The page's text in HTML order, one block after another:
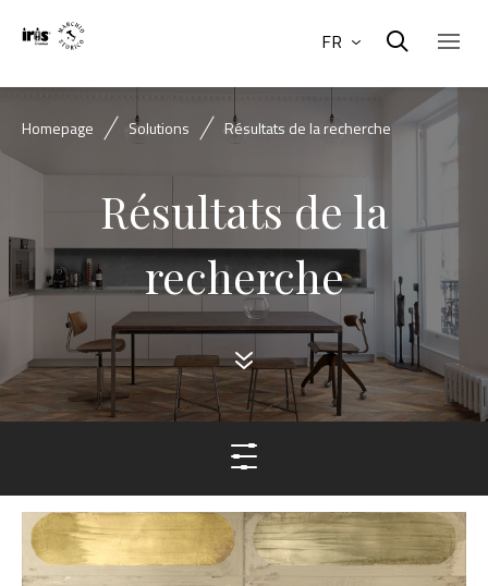
FR
Homepage Solutions Résultats de la recherche
Résultats de la
recherche